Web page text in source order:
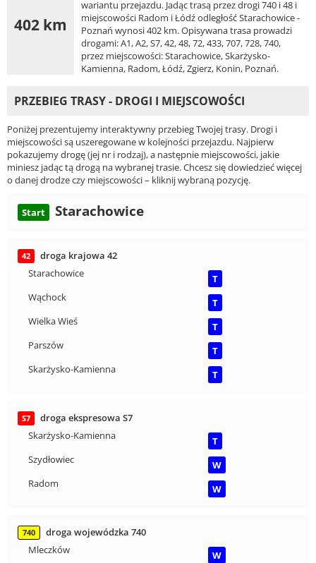
402 km
wariantu przejazdu. Jadąc trasą przez drogi 740 i 48 i
miejscowości Radom i Łódź odległość Starachowice -
Poznań wynosi 402 km. Opisywana trasa prowadzi
drogami: A1, A2, S7, 42, 48, 72, 433, 707, 728, 740,
przez miejscowości: Starachowice, Skarżysko-
Kamienna, Radom, Łódź, Zgierz, Konin, Poznań.
PRZEBIEG TRASY - DROGI I MIEJSCOWOŚCI
Poniżej prezentujemy interaktywny przebieg Twojej trasy. Drogi i
miejscowości są uszeregowane w kolejności przejazdu. Najpierw
pokazujemy drogę (jej nr i rodzaj), a następnie miejscowości, jakie
miniesz jadąc tą drogą na wybranej trasie. Chcesz się dowiedzieć więcej
o danej drodze czy miejscowości – kliknij wybraną pozycję.
Start Starachowice
42
droga krajowa 42
Starachowice
T
Wąchock
T
Wielka Wieś
T
Parszów
T
Skarżysko-Kamienna
T
S7
droga ekspresowa S7
Skarżysko-Kamienna
T
Szydłowiec
W
Radom
W
740
droga wojewódzka 740
Mleczków
W